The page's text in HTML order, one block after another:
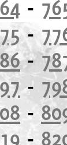
-
-
-
-
-
-